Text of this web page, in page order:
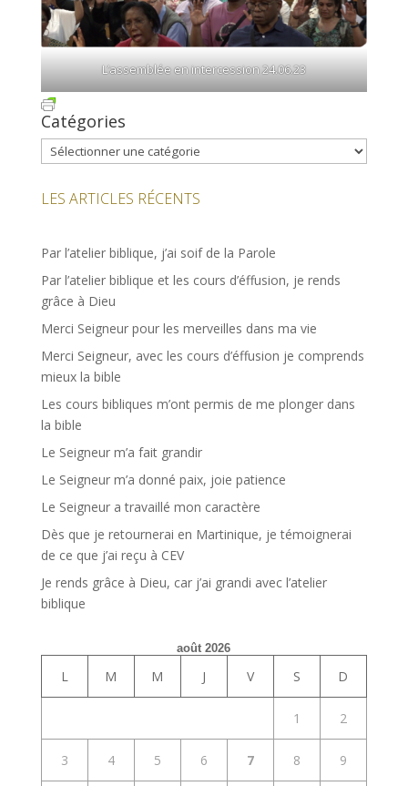
L’assemblée en intercession 24.06.23
Catégories
Catégories
LES ARTICLES RÉCENTS
Par l’atelier biblique, j’ai soif de la Parole
Par l’atelier biblique et les cours d’éffusion, je rends
grâce à Dieu
Merci Seigneur pour les merveilles dans ma vie
Merci Seigneur, avec les cours d’éffusion je comprends
mieux la bible
Les cours bibliques m’ont permis de me plonger dans
la bible
Le Seigneur m’a fait grandir
Le Seigneur m’a donné paix, joie patience
Le Seigneur a travaillé mon caractère
Dès que je retournerai en Martinique, je témoignerai
de ce que j’ai reçu à CEV
Je rends grâce à Dieu, car j’ai grandi avec l’atelier
biblique
août 2026
L M M J V S D
1 2
3 4 5 6 7 8 9